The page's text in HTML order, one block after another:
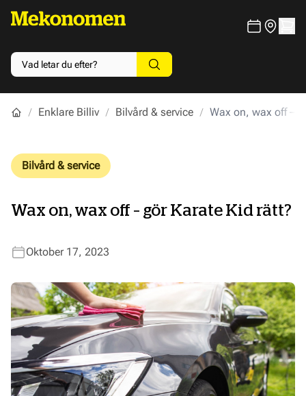
Enklare Billiv Bilvård & service Wax on, wax off –
Bilvård & service
Wax on, wax off – gör Karate Kid rätt?
Oktober 17, 2023